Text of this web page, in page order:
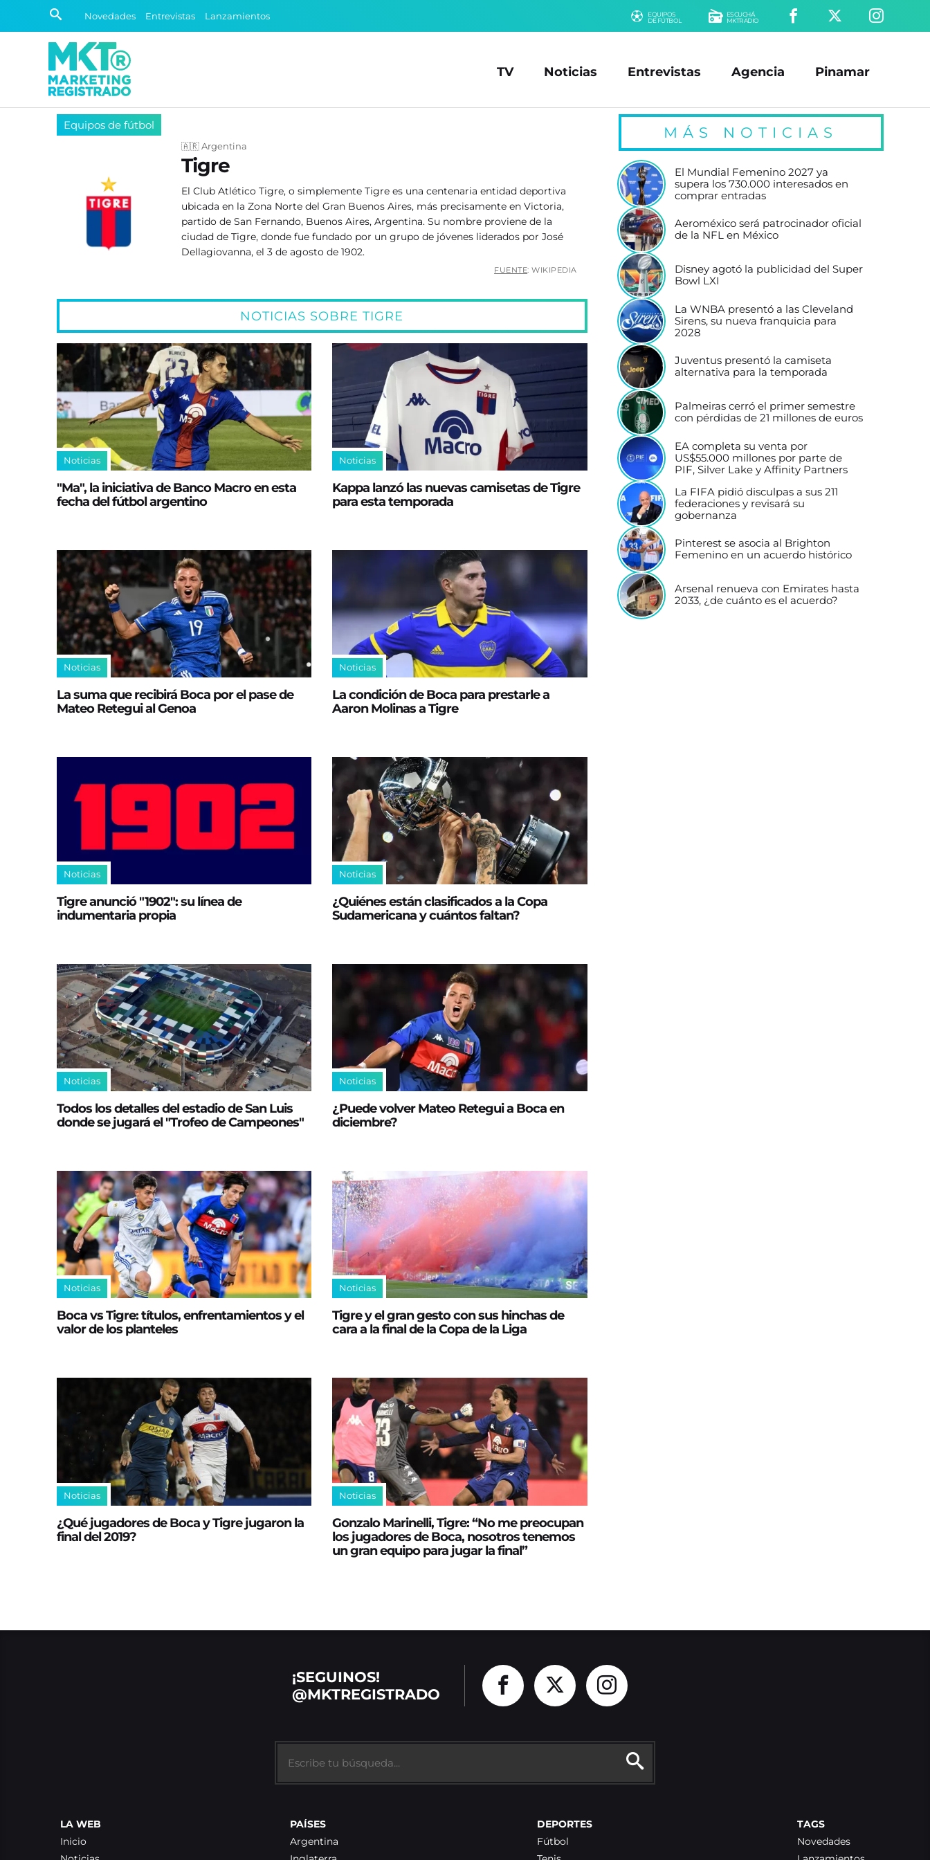
Novedades Entrevistas Lanzamientos
EQUIPOS
DE FÚTBOL
ESCUCHÁ
MKTRADIO
TV Noticias Entrevistas Agencia Pinamar
Equipos de fútbol
🇦🇷 Argentina
Tigre
El Club Atlético Tigre, o simplemente Tigre es una centenaria entidad deportiva
ubicada en la Zona Norte del Gran Buenos Aires, más precisamente en Victoria,
partido de San Fernando, Buenos Aires, Argentina. Su nombre proviene de la
ciudad de Tigre, donde fue fundado por un grupo de jóvenes liderados por José
Dellagiovanna, el 3 de agosto de 1902.
FUENTE: WIKIPEDIA
NOTICIAS SOBRE TIGRE
Noticias
"Ma", la iniciativa de Banco Macro en esta
fecha del fútbol argentino
Noticias
Kappa lanzó las nuevas camisetas de Tigre
para esta temporada
Noticias
La suma que recibirá Boca por el pase de
Mateo Retegui al Genoa
Noticias
La condición de Boca para prestarle a
Aaron Molinas a Tigre
Noticias
Tigre anunció "1902": su línea de
indumentaria propia
Noticias
¿Quiénes están clasificados a la Copa
Sudamericana y cuántos faltan?
Noticias
Todos los detalles del estadio de San Luis
donde se jugará el "Trofeo de Campeones"
Noticias
¿Puede volver Mateo Retegui a Boca en
diciembre?
Noticias
Boca vs Tigre: títulos, enfrentamientos y el
valor de los planteles
Noticias
Tigre y el gran gesto con sus hinchas de
cara a la final de la Copa de la Liga
Noticias
¿Qué jugadores de Boca y Tigre jugaron la
final del 2019?
Noticias
Gonzalo Marinelli, Tigre: “No me preocupan
los jugadores de Boca, nosotros tenemos
un gran equipo para jugar la final”
MÁS NOTICIAS
El Mundial Femenino 2027 ya
supera los 730.000 interesados en
comprar entradas
Aeroméxico será patrocinador oficial
de la NFL en México
Disney agotó la publicidad del Super
Bowl LXI
La WNBA presentó a las Cleveland
Sirens, su nueva franquicia para
2028
Juventus presentó la camiseta
alternativa para la temporada
Palmeiras cerró el primer semestre
con pérdidas de 21 millones de euros
EA completa su venta por
US$55.000 millones por parte de
PIF, Silver Lake y Affinity Partners
La FIFA pidió disculpas a sus 211
federaciones y revisará su
gobernanza
Pinterest se asocia al Brighton
Femenino en un acuerdo histórico
Arsenal renueva con Emirates hasta
2033, ¿de cuánto es el acuerdo?
¡SEGUINOS!
@MKTREGISTRADO
LA WEB
Inicio
PAÍSES
Argentina
DEPORTES
Fútbol
TAGS
Novedades